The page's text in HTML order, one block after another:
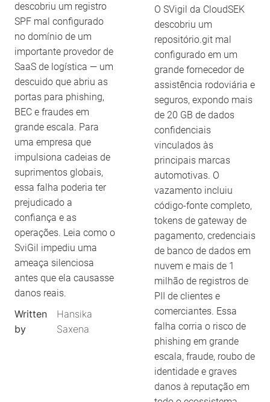
descobriu um registro
SPF mal configurado
no domínio de um
importante provedor de
SaaS de logística — um
descuido que abriu as
portas para phishing,
BEC e fraudes em
grande escala. Para
uma empresa que
impulsiona cadeias de
suprimentos globais,
essa falha poderia ter
prejudicado a
confiança e as
operações. Leia como o
SviGil impediu uma
ameaça silenciosa
antes que ela causasse
danos reais.
Written
by
Hansika
Saxena
O SVigil da CloudSEK
descobriu um
repositório.git mal
configurado em um
grande fornecedor de
assistência rodoviária e
seguros, expondo mais
de 20 GB de dados
confidenciais
vinculados às
principais marcas
automotivas. O
vazamento incluiu
código-fonte completo,
tokens de gateway de
pagamento, credenciais
de banco de dados em
nuvem e mais de 1
milhão de registros de
PII de clientes e
comerciantes. Essa
falha corria o risco de
phishing em grande
escala, fraude, roubo de
identidade e graves
danos à reputação em